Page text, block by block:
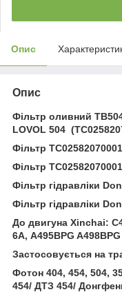
Опис
Опис
Фільтр оливний
LOVOL 504
Фільтр
Фільтр
Фільтр гідравліки
Фільтр гідравліки
До двигуна Xinchai:
6A, A495BPG
Застосовується на
Фотон 404, 454, 504,
454/ ДТЗ 454/